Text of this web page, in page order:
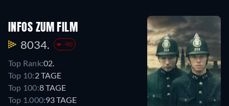
INFOS ZUM FILM
8034. -90
Top Rank:02.
Top 10:2 TAGE
Top 100:8 TAGE
Top 1.000:93 TAGE